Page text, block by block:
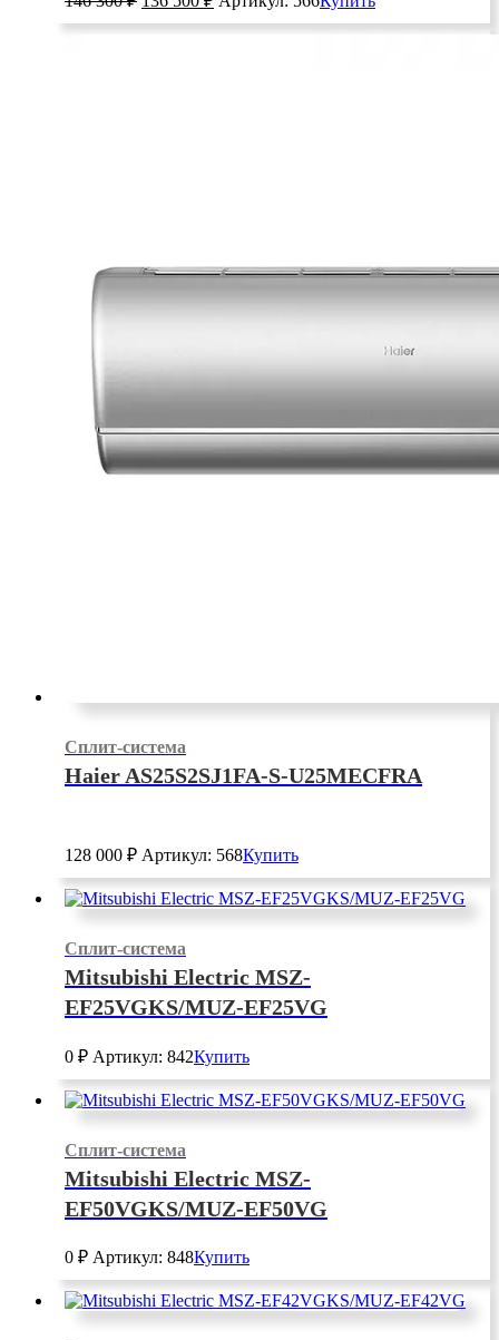
Сплит-система
Haier AS25S2SJ1FA-S-U25MECFRA
128 000 ₽ Артикул: 568Купить
Сплит-система
Mitsubishi Electric MSZ-
EF25VGKS/MUZ-EF25VG
0 ₽ Артикул: 842Купить
Сплит-система
Mitsubishi Electric MSZ-
EF50VGKS/MUZ-EF50VG
0 ₽ Артикул: 848Купить